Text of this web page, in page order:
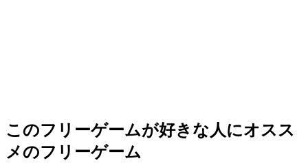
このフリーゲームが好きな人にオスス
メのフリーゲーム